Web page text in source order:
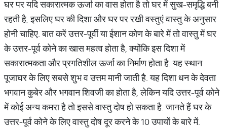
घर पर यदि सकारात्मक ऊर्जा का वास होता है तो घर में सुख-समृद्धि बनी
रहती है, इसलिए घर की दिशा और घर पर रखी वस्तुएं वास्तु के अनुसार
होनी चाहिए. बात करें उत्तर-पूर्वी या ईशान कोण के बारे में तो वास्तु में घर
के उत्तर-पूर्व कोने का खास महत्व होता है, क्योंकि इस दिशा में
सकारात्मकता और प्रगतिशील ऊर्जा का निर्माण होता है. यह स्थान
पूजाघर के लिए सबसे शुभ व उत्तम मानी जाती है. यह दिशा धन के देवता
भगवान कुबेर और भगवान शिवजी का होता है, लेकिन यदि उत्तर-पूर्व कोने
में कोई अन्य कमरा है तो इससे वास्तु दोष हो सकता है. जानते हैं घर के
उत्तर-पूर्व कोने के लिए वास्तु दोष दूर करने के 10 उपायों के बारे में.